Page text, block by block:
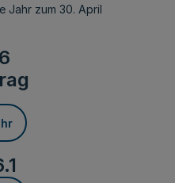
Jahr zum 30. April